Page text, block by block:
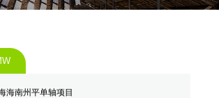
海南州平单轴项目